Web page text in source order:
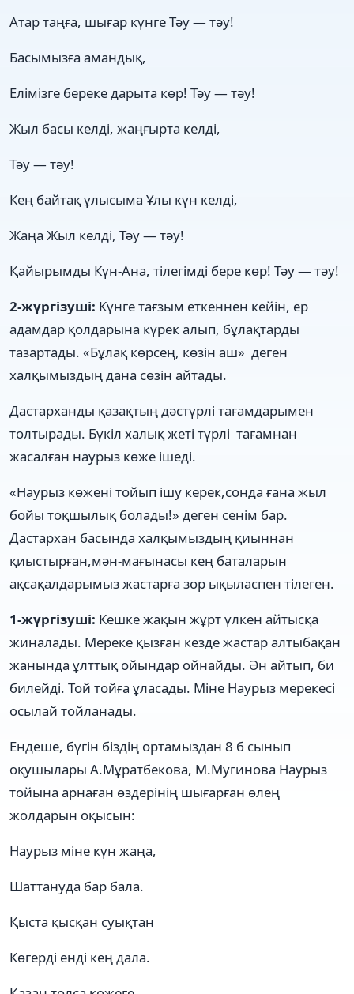
Атар таңға, шығар күнге Тәу — тәу!
Басымызға амандық,
Елімізге береке дарыта көр! Тәу — тәу!
Жыл басы келді, жаңғырта келді,
Тәу — тәу!
Кең байтақ ұлысыма Ұлы күн келді,
Жаңа Жыл келді, Тәу — тәу!
Қайырымды Күн-Ана, тілегімді бере көр! Тәу — тәу!
2-жүргізуші: Күнге тағзым еткеннен кейін, ер
адамдар қолдарына күрек алып, бұлақтарды
тазартады. «Бұлақ көрсең, көзін аш» деген
халқымыздың дана сөзін айтады.
Дастарханды қазақтың дәстүрлі тағамдарымен
толтырады. Бүкіл халық жеті түрлі тағамнан
жасалған наурыз көже ішеді.
«Наурыз көжені тойып ішу керек,сонда ғана жыл
бойы тоқшылық болады!» деген сенім бар.
Дастархан басында халқымыздың қиыннан
қиыстырған,мән-мағынасы кең баталарын
ақсақалдарымыз жастарға зор ықыласпен тілеген.
1-жүргізуші: Кешке жақын жұрт үлкен айтысқа
жиналады. Мереке қызған кезде жастар алтыбақан
жанында ұлттық ойындар ойнайды. Ән айтып, би
билейді. Той тойға ұласады. Міне Наурыз мерекесі
осылай тойланады.
Ендеше, бүгін біздің ортамыздан 8 б сынып
оқушылары А.Мұратбекова, М.Мугинова Наурыз
тойына арнаған өздерінің шығарған өлең
жолдарын оқысын:
Наурыз міне күн жаңа,
Шаттануда бар бала.
Қыста қысқан суықтан
Көгерді енді кең дала.